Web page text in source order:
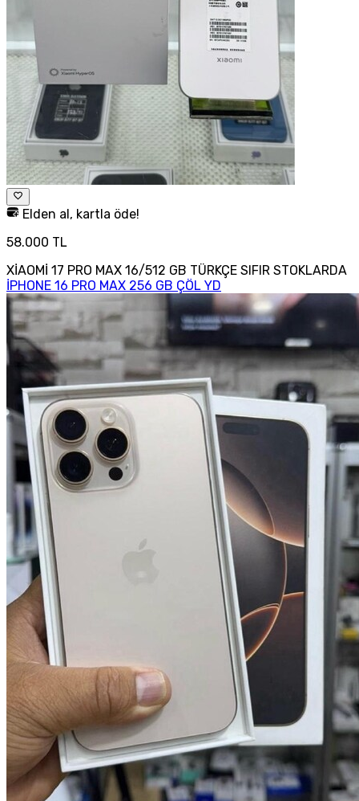
Elden al, kartla öde!
58.000 TL
XİAOMİ 17 PRO MAX 16/512 GB TÜRKÇE SIFIR STOKLARDA
İPHONE 16 PRO MAX 256 GB ÇÖL YD